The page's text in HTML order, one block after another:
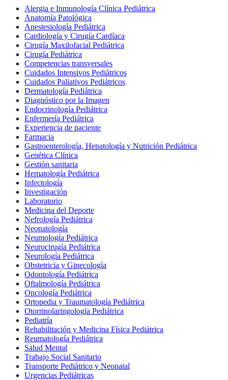
Alergia e Inmunología Clínica Pediátrica
Anatomía Patológica
Anestesiología Pediátrica
Cardiología y Cirugía Cardíaca
Cirugía Maxilofacial Pediátrica
Cirugía Pediátrica
Competencias transversales
Cuidados Intensivos Pediátricos
Cuidados Paliativos Pediátricos
Dermatología Pediátrica
Diagnóstico por la Imagen
Endocrinología Pediátrica
Enfermería Pediátrica
Experiencia de paciente
Farmacia
Gastroenterología, Hepatología y Nutrición Pediátrica
Genética Clínica
Gestión sanitaria
Hematología Pediátrica
Infectología
Investigación
Laboratorio
Medicina del Deporte
Nefrología Pediátrica
Neonatología
Neumología Pediátrica
Neurocirugía Pediátrica
Neurología Pediátrica
Obstetricia y Ginecología
Odontología Pediátrica
Oftalmología Pediátrica
Oncología Pediátrica
Ortopedia y Traumatología Pediátrica
Otorrinolaringología Pediátrica
Pediatría
Rehabilitación y Medicina Física Pediátrica
Reumatología Pediátrica
Salud Mental
Trabajo Social Sanitario
Transporte Pediátrico y Neonatal
Urgencias Pediátricas